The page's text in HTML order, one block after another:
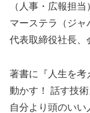
（人事・広報担
マーステラ（ジャ
代表取締役社長、
著書に『人生を考
動かす！ 話す技
自分より頭のい